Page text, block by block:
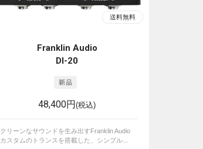
Franklin Audio
DI-20
48,400円(税込)
クリーンなサウンドを生み出すFranklin Audio
カスタムのトランスを搭載した、シンプル...